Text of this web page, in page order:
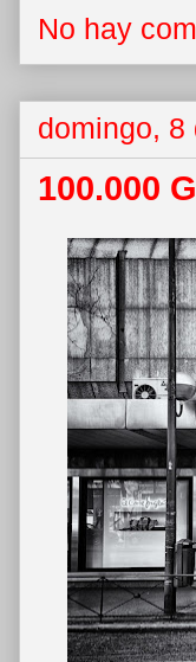
No hay
domingo, 8
100.000